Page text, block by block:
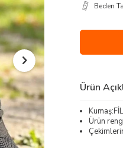
Beden
Ürün
Ürün